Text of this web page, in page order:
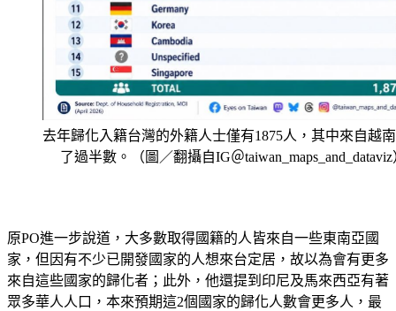
去年歸化入籍台灣的外籍人士僅有1875人，其中來自越
了過半數。（圖／翻攝自IG＠taiwan_maps_and_dataviz
家，但因有不少已開發國家的人想來台定居，故以為會有更多
來自這些國家的歸化者；此外，他還提到印尼及馬來西亞有著
眾多華人人口，本來預期這2個國家的歸化人數會更多人，最
後更笑稱「只有1位新加坡人看起來還蠻可愛的」。